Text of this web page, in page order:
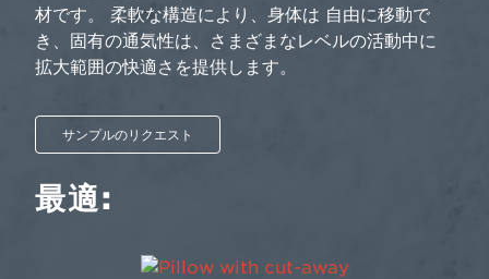
材です。 柔軟な構造により、身体は 自由に移動で
き、固有の通気性は、さまざまなレベルの活動中に
拡大範囲の快適さを提供します。
サンプルのリクエスト
最適: